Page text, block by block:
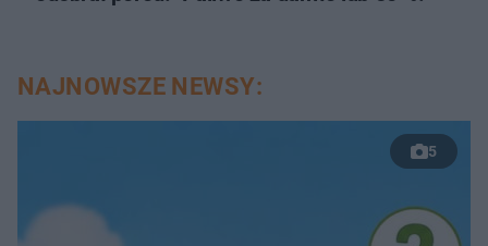
NAJNOWSZE NEWSY:
5